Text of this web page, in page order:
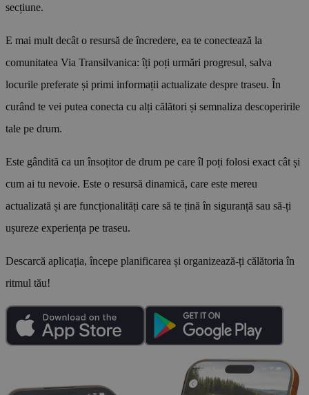
secțiune.
E mai mult decât o resursă de încredere, ea te conectează la
comunitatea Via Transilvanica: îți poți urmări progresul, salva
locurile preferate și primi informații actualizate despre traseu. În
curând te vei putea conecta cu alți călători și semnaliza descoperirile
tale pe drum.
Este gândită ca un însoțitor de drum pe care îl poți folosi exact cât și
cum ai tu nevoie. Este o resursă dinamică, care este mereu
actualizată și are funcționalități care să te țină în siguranță sau să-ți
ușureze experiența pe traseu.
Descarcă aplicația, începe planificarea și organizează-ți călătoria în
ritmul tău!